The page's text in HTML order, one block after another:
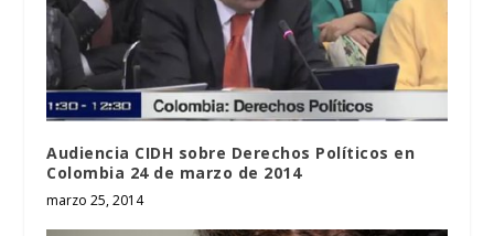
Audiencia CIDH sobre Derechos Políticos en
Colombia 24 de marzo de 2014
marzo 25, 2014